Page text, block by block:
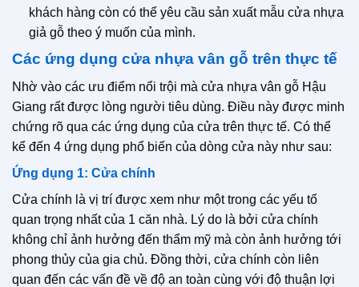
khách hàng còn có thể yêu cầu sản xuất mẫu cửa nhựa
giả gỗ theo ý muốn của mình.
Các ứng dụng cửa nhựa vân gỗ trên thực tế
Nhờ vào các ưu điểm nổi trội mà cửa nhựa vân gỗ Hậu
Giang rất được lòng người tiêu dùng. Điều này được minh
chứng rõ qua các ứng dụng của cửa trên thực tế. Có thể
kể đến 4 ứng dụng phổ biến của dòng cửa này như sau:
Ứng dụng 1: Cửa chính
Cửa chính là vị trí được xem như một trong các yếu tố
quan trọng nhất của 1 căn nhà. Lý do là bởi cửa chính
không chỉ ảnh hưởng đến thẩm mỹ mà còn ảnh hưởng tới
phong thủy của gia chủ. Đồng thời, cửa chính còn liên
quan đến các vấn đề về độ an toàn cùng với độ thuận lợi